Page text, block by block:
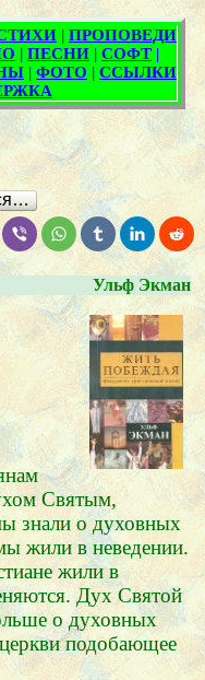
Ульф Экман
Святым,
знали о духовных
жили в неведении.
жили в
Дух Святой
о духовных
подобающее